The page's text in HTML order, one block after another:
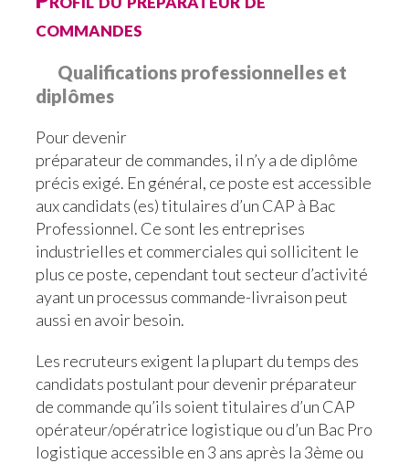
commandes
Qualifications professionnelles et
diplômes
Pour devenir
préparateur de commandes, il n’y a de diplôme
précis exigé. En général, ce poste est accessible
aux candidats (es) titulaires d’un CAP à Bac
Professionnel. Ce sont les entreprises
industrielles et commerciales qui sollicitent le
plus ce poste, cependant tout secteur d’activité
ayant un processus commande-livraison peut
aussi en avoir besoin.
Les recruteurs exigent la plupart du temps des
candidats postulant pour devenir préparateur
de commande qu’ils soient titulaires d’un CAP
opérateur/opératrice logistique ou d’un Bac Pro
logistique accessible en 3 ans après la 3ème ou